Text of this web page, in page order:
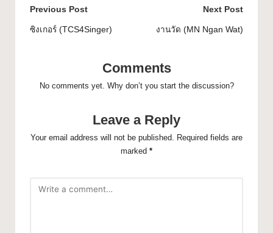
Previous Post
ซิงเกอร์ (TCS4Singer)
Next Post
งานวัด (MN Ngan Wat)
Comments
No comments yet. Why don’t you start the discussion?
Leave a Reply
Your email address will not be published. Required fields are
marked *